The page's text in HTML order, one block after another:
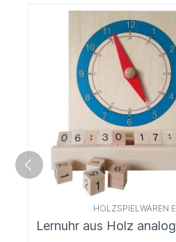
HOLZSPIELWAREN
Lernuhr aus Holz